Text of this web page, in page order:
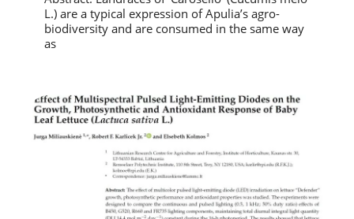
L.) are a typical expression of Apulia’s agro-
biodiversity and are consumed in the same way
as